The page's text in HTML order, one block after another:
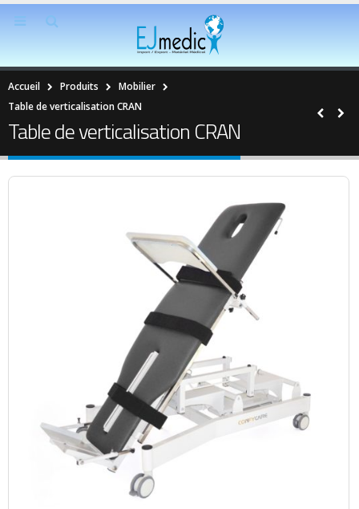
Accueil Produits
Mobilier
Table de verticalisation CRAN
Table de verticalisation CRAN